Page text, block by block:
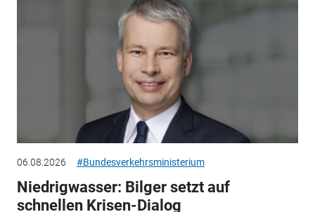
06.08.2026 #Bundesverkehrsministerium
Niedrigwasser: Bilger setzt auf
schnellen Krisen-Dialog